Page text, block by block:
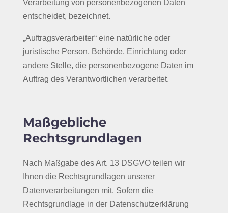
Verarbeitung von personenbezogenen Daten
entscheidet, bezeichnet.
„Auftragsverarbeiter“ eine natürliche oder
juristische Person, Behörde, Einrichtung oder
andere Stelle, die personenbezogene Daten im
Auftrag des Verantwortlichen verarbeitet.
Maßgebliche
Rechtsgrundlagen
Nach Maßgabe des Art. 13 DSGVO teilen wir
Ihnen die Rechtsgrundlagen unserer
Datenverarbeitungen mit. Sofern die
Rechtsgrundlage in der Datenschutzerklärung